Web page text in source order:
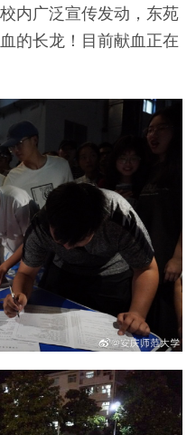
内广泛宣传发动，东苑
的长龙！目前献血正在